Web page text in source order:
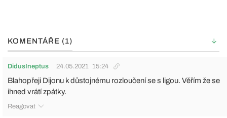
KOMENTÁŘE (1)
DidusIneptus 24.05.2021 15:24
Blahopřeji Dijonu k důstojnému rozloučení se s ligou. Věřím že se
ihned vrátí zpátky.
Reagovat